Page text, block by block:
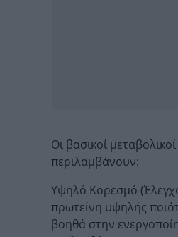
Οι βασικοί
περιλαμβάνουν:
Υψηλό Κορεσμό
πρωτεΐνη υψηλής
βοηθά στην